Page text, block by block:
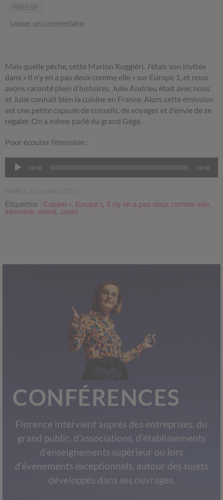
PRESSE
Laisser un commentaire
Mais quelle pèche, cette Marion Ruggiéri. J’étais son invitée
dans « Il n’y en a pas deux comme elle » sur Europe 1, et nous
avons raconté plein d’histoires. Julie Andrieu était avec nous
et Julie connaît bien la cuisine en France. Alors cette émission
est une petite capsule de conseils, de voyages et d’envie de se
régaler. On a même parlé du grand Gégé.
Pour écouter l’émission :
Lecteur
audio
00:00 00:00
Étiquettes : Cuisine +, Europe 1, Il n’y en a pas deux comme elle,
interview, moral , santé
CONFÉRENCES
Florence intervient auprès des entreprises, du
grand public, d’associations, d’établissements
d’enseignements supérieur ou lors
d’événements exceptionnels, autour des sujets
développés dans ses ouvrages.